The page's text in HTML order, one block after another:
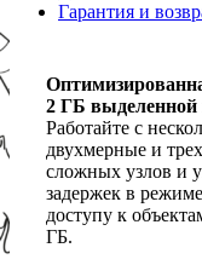
Гарантия и
2 ГБ выделенной
Работайте с
двухмерные и
сложных узлов и
задержек в
доступу к
ГБ.